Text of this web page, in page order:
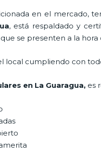
en el mercado,
, está respaldado y
se presenten a la
local cumpliendo con
en La Guaragua, es